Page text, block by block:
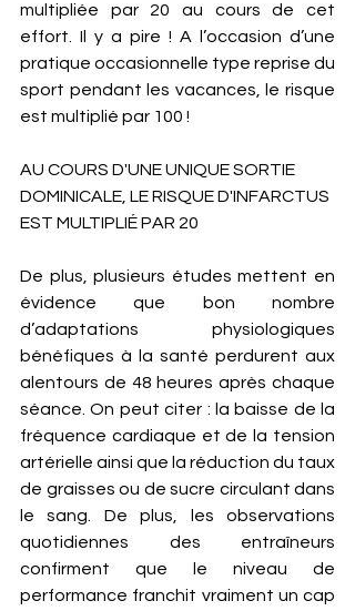
multipliée par 20 au cours de cet
effort. Il y a pire ! A l’occasion d’une
pratique occasionnelle type reprise du
sport pendant les vacances, le risque
est multiplié par 100 !
AU COURS D'UNE UNIQUE SORTIE
DOMINICALE, LE RISQUE D'INFARCTUS
EST MULTIPLIÉ PAR 20
De plus, plusieurs études mettent en
évidence que bon nombre
d’adaptations physiologiques
bénéfiques à la santé perdurent aux
alentours de 48 heures après chaque
séance. On peut citer : la baisse de la
fréquence cardiaque et de la tension
artérielle ainsi que la réduction du taux
de graisses ou de sucre circulant dans
le sang. De plus, les observations
quotidiennes des entraîneurs
confirment que le niveau de
performance franchit vraiment un cap